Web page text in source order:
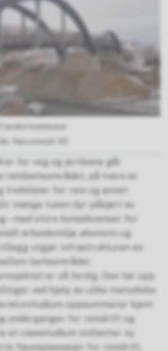
kommune.
Norconsult AS
for veg og jernbane går
reinbeiteområdet, på tvers av
trekkleier for rein og annet
mange tusen dyr påkjørt av
– med store konsekvenser for
arbeidsmiljø, økonomi og
utgjør infrastrukturen en
beiteområder.
er nå ferdig. Den tar opp
ved hjelp av ulike metodiske
oppsummerer kjent
underganger for reindrift og
et casestudium innhenter ny
faunapassasjer for reindrift.